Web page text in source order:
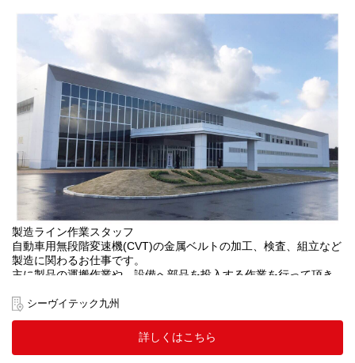
製造ライン作業スタッフ
自動車用無段階変速機(CVT)の金属ベルトの加工、検査、組立など
製造に関わるお仕事です。
主に製品の運搬作業や、設備へ部品を投入する作業を行って頂き
シーヴイテック九州
詳しくはこちら